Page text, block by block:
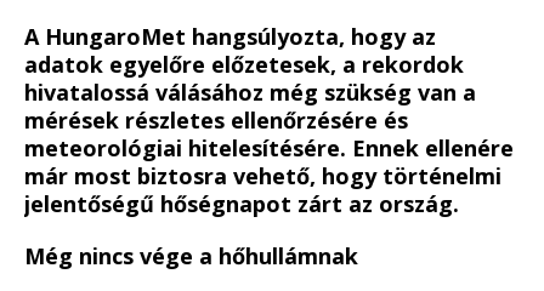
A HungaroMet hangsúlyozta, hogy az
adatok egyelőre előzetesek, a rekordok
hivatalossá válásához még szükség van a
mérések részletes ellenőrzésére és
meteorológiai hitelesítésére. Ennek ellenére
már most biztosra vehető, hogy történelmi
jelentőségű hőségnapot zárt az ország.
Még nincs vége a hőhullámnak